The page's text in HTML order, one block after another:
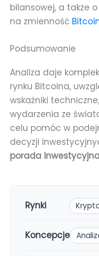
bilansowej, a także
na zmienność
Podsumowanie
Analiza daje
rynku Bitcoina,
wskaźniki
wydarzenia ze
celu pomóc w
decyzji
porada
Rynki
Koncepcje